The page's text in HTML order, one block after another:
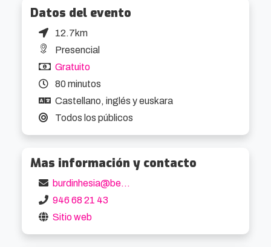
Datos del evento
12.7km
Presencial
Gratuito
80 minutos
Castellano, inglés y euskara
Todos los públicos
Mas información y contacto
burdinhesia@berango.org
946 68 21 43
Sitio web